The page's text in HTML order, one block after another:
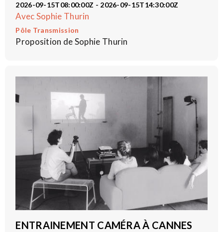
2026-09-15T08:00:00Z - 2026-09-15T14:30:00Z
Avec Sophie Thurin
Pôle Transmission
Proposition de Sophie Thurin
ENTRAINEMENT CAMÉRA À CANNES